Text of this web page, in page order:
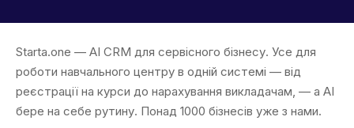
Starta.one — AI CRM для сервісного бізнесу. Усе для
роботи навчального центру в одній системі — від
реєстрації на курси до нарахування викладачам, — а AI
бере на себе рутину. Понад 1000 бізнесів уже з нами.